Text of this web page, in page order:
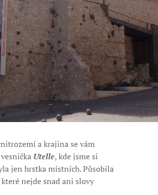
a krajina se vám
Utelle, kde jsme si
jen hrstka místních. Působila
nejde snad ani slovy